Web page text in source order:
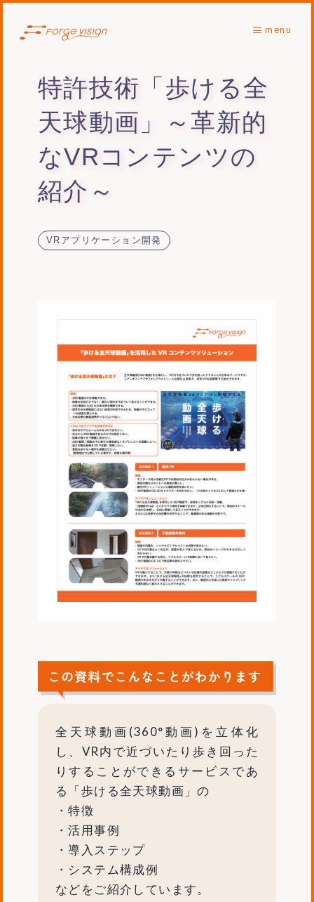
menu
特許技術「歩ける全
天球動画」～革新的
なVRコンテンツの
紹介～
VRアプリケーション開発
全天球動画(360°動画)を立体化
し、VR内で近づいたり歩き回った
りすることができるサービスであ
る「歩ける全天球動画」の
・特徴
・活用事例
・導入ステップ
・システム構成例
などをご紹介しています。